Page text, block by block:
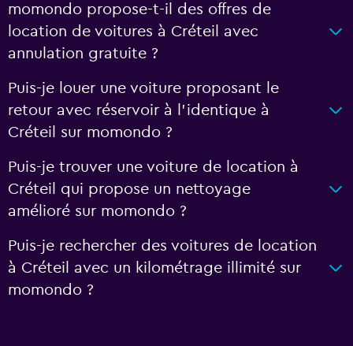
momondo propose-t-il des offres de
location de voitures à Créteil avec
annulation gratuite ?
Puis-je louer une voiture proposant le
retour avec réservoir à l’identique à
Créteil sur momondo ?
Puis-je trouver une voiture de location à
Créteil qui propose un nettoyage
amélioré sur momondo ?
Puis-je rechercher des voitures de location
à Créteil avec un kilométrage illimité sur
momondo ?